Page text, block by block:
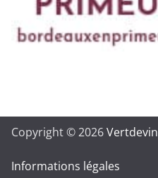
Copyright © 2026Vertdevin
Informations légales